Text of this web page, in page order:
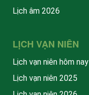
Lịch âm 2026
LỊCH VẠN NIÊN
Lịch vạn niên hôm nay
Lịch vạn niên 2025